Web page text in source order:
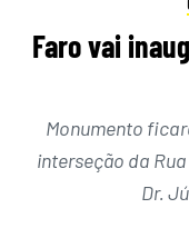
Faro vai
Monumento
interseção da
Dr.